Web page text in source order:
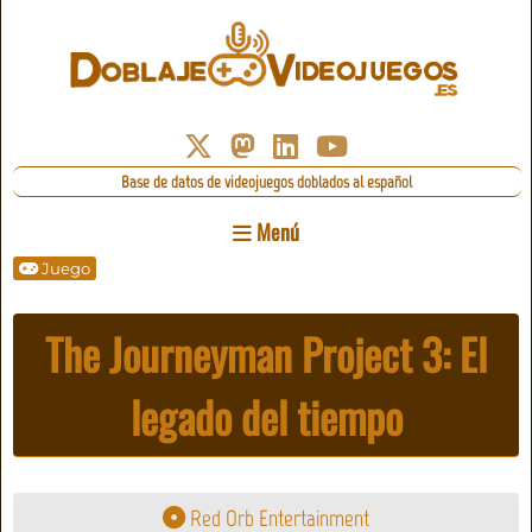
Base de datos de videojuegos doblados al español
Menú
Juego
The Journeyman Project 3: El
legado del tiempo
Red Orb Entertainment